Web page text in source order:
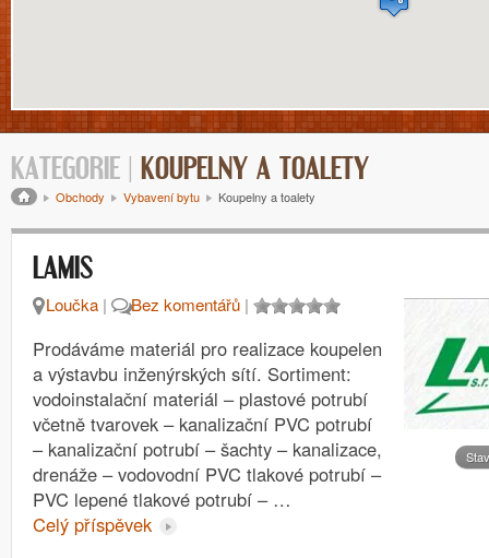
KATEGORIE | KOUPELNY A TOALETY
Drobečková navigace
Obchody Vybavení bytu Koupelny a toalety
LAMIS
Loučka | Bez komentářů |
Prodáváme materiál pro realizace koupelen
a výstavbu inženýrských sítí. Sortiment:
vodoinstalační materiál – plastové potrubí
včetně tvarovek – kanalizační PVC potrubí
– kanalizační potrubí – šachty – kanalizace,
drenáže – vodovodní PVC tlakové potrubí –
PVC lepené tlakové potrubí – …
Celý příspěvek